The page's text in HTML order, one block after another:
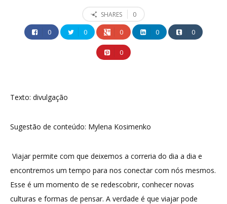
SHARES
0
0
0 0 0 0
0
Texto: divulgação
Sugestão de conteúdo: Mylena Kosimenko
Viajar permite com que deixemos a correria do dia a dia e
encontremos um tempo para nos conectar com nós mesmos.
Esse é um momento de se redescobrir, conhecer novas
culturas e formas de pensar. A verdade é que viajar pode